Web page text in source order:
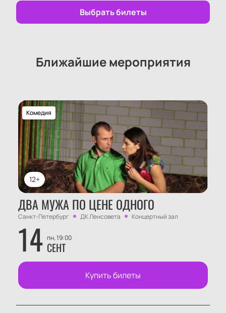
Выбрать билеты
Ближайшие мероприятия
12+
Комедия
ДВА МУЖА ПО ЦЕНЕ ОДНОГО
Санкт-Петербург ДК Ленсовета Концертный зал
14 пн, 19:00
СЕНТ
Купить билеты